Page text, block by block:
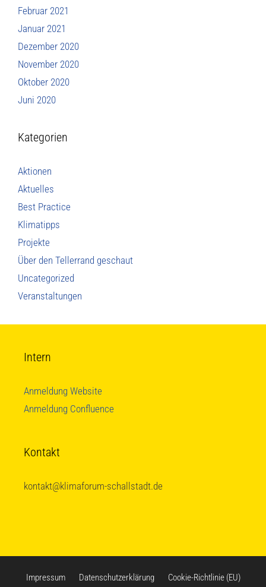
Februar 2021
Januar 2021
Dezember 2020
November 2020
Oktober 2020
Juni 2020
Kategorien
Aktionen
Aktuelles
Best Practice
Klimatipps
Projekte
Über den Tellerrand geschaut
Uncategorized
Veranstaltungen
Intern
Anmeldung Website
Anmeldung Confluence
Kontakt
kontakt@klimaforum-schallstadt.de
Impressum Datenschutzerklärung Cookie-Richtlinie (EU)